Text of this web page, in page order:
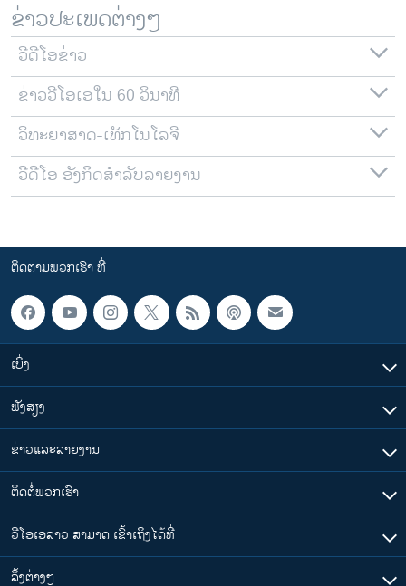
ຂ່າວປະເພດຕ່າງໆ
ວີດີໂອຂ່າວ
ຂ່າວວີໂອເອໃນ 60 ວິນາທີ
ວິທະຍາສາດ-ເທັກໂນໂລຈີ
ວີດີໂອ ອັງກິດສຳລັບລາຍງານ
ຕິດຕາມພວກເຮົາ ທີ່
ເບິ່ງ
ຟັງສຽງ
ຂ່າວແລະລາຍງານ
ຕິດຕໍ່ພວກເຮົາ
ວີໂອເອລາວ ສາມາດ ເຂົ້າເຖິງໄດ້ທີ່
​ລິ້ງ​ຕ່າງໆ